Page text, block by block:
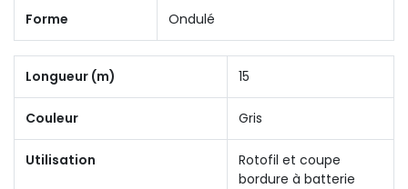
Forme Ondulé
Longueur (m) 15
Couleur Gris
Utilisation
Rotofil et coupe
bordure à batterie